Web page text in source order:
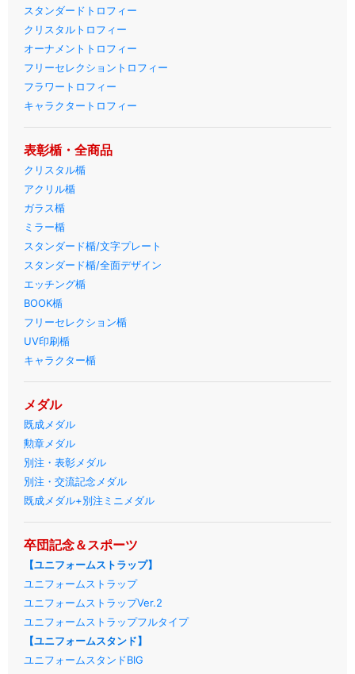
スタンダードトロフィー
クリスタルトロフィー
オーナメントトロフィー
フリーセレクショントロフィー
フラワートロフィー
キャラクタートロフィー
表彰楯・全商品
クリスタル楯
アクリル楯
ガラス楯
ミラー楯
スタンダード楯/文字プレート
スタンダード楯/全面デザイン
エッチング楯
BOOK楯
フリーセレクション楯
UV印刷楯
キャラクター楯
メダル
既成メダル
勲章メダル
別注・表彰メダル
別注・交流記念メダル
既成メダル+別注ミニメダル
卒団記念＆スポーツ
【ユニフォームストラップ】
ユニフォームストラップ
ユニフォームストラップVer.2
ユニフォームストラップフルタイプ
【ユニフォームスタンド】
ユニフォームスタンドBIG